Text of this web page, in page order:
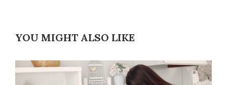
YOU MIGHT ALSO LIKE